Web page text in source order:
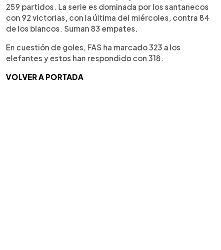
259 partidos. La serie es dominada por los santanecos
con 92 victorias, con la última del miércoles, contra 84
de los blancos. Suman 83 empates.
En cuestión de goles, FAS ha marcado 323 a los
elefantes y estos han respondido con 318.
VOLVER A PORTADA